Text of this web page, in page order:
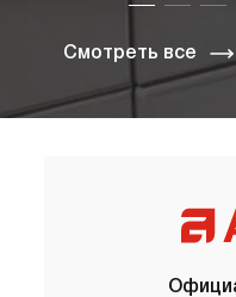
Смотреть все